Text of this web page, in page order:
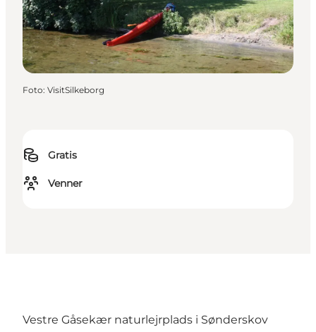
Gratis
Venner
Foto: VisitSilkeborg
Vestre Gåsekær naturlejrplads i Sønderskov